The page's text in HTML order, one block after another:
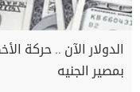
الدولار الآن .. حركة
بمصير الجنيه